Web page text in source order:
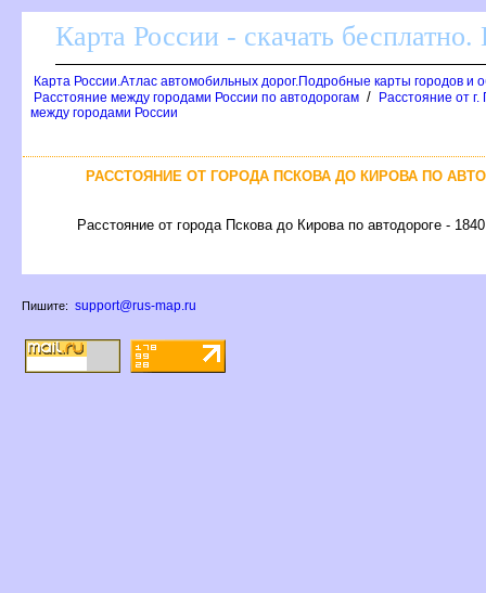
Карта России - скачать
Карта России.Атлас автомобильных дорог.Подробные карты городов и
Расстояние между городами России по автодорогам /
Расстояние от
между городами России
РАССТОЯНИЕ ОТ ГОРОДА ПСКОВА ДО КИРОВА ПО
Расстояние от города Пскова до Кирова по автодороге -
Пишите: support@rus-map.ru